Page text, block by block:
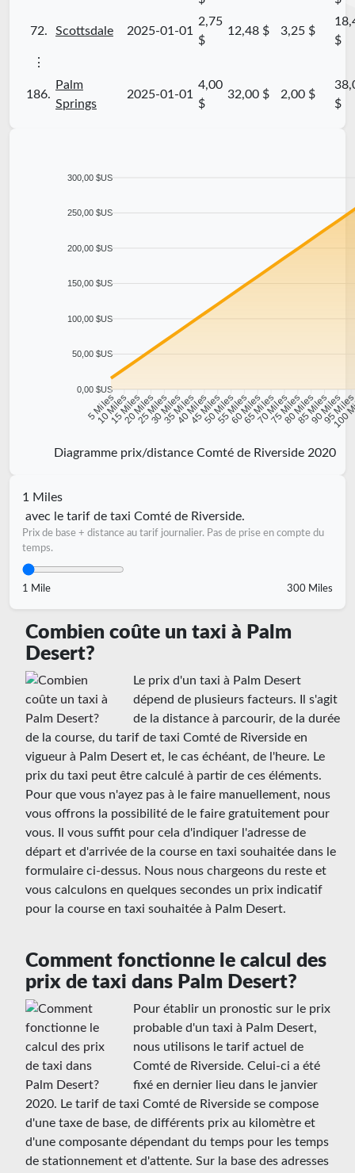
72. Scottsdale 2025-01-01
2,75
$
12,48 $ 3,25 $
$
⋮
186.
Palm
Springs
2025-01-01
4,00
$
32,00 $ 2,00 $
$
300,00 $US
250,00 $US
200,00 $US
150,00 $US
100,00 $US
50,00 $US
0,00 $US
5 Miles
10 Miles
15 Miles
20 Miles
25 Miles
30 Miles
35 Miles
40 Miles
45 Miles
50 Miles
55 Miles
60 Miles
65 Miles
70 Miles
75 Miles
80 Miles
85 Miles
90 Miles
95100
Diagramme prix/distance Comté de Riverside 2020
1 Miles
avec le tarif de taxi Comté de Riverside.
Prix de base + distance au tarif journalier. Pas de prise en compte du
temps.
1 Mile 300 Miles
Combien coûte un taxi à Palm
Desert?
Le prix d'un taxi à Palm Desert
dépend de plusieurs facteurs. Il s'agit
de la distance à parcourir, de la durée
de la course, du tarif de taxi Comté de Riverside en
vigueur à Palm Desert et, le cas échéant, de l'heure. Le
prix du taxi peut être calculé à partir de ces éléments.
Pour que vous n'ayez pas à le faire manuellement, nous
vous offrons la possibilité de le faire gratuitement pour
vous. Il vous suffit pour cela d'indiquer l'adresse de
départ et d'arrivée de la course en taxi souhaitée dans le
formulaire ci-dessus. Nous nous chargeons du reste et
vous calculons en quelques secondes un prix indicatif
pour la course en taxi souhaitée à Palm Desert.
Comment fonctionne le calcul des
prix de taxi dans Palm Desert?
Pour établir un pronostic sur le prix
probable d'un taxi à Palm Desert,
nous utilisons le tarif actuel de
Comté de Riverside. Celui-ci a été
fixé en dernier lieu dans le janvier
2020. Le tarif de taxi Comté de Riverside se compose
d'une taxe de base, de différents prix au kilomètre et
d'une composante dépendant du temps pour les temps
de stationnement et d'attente. Sur la base des adresses